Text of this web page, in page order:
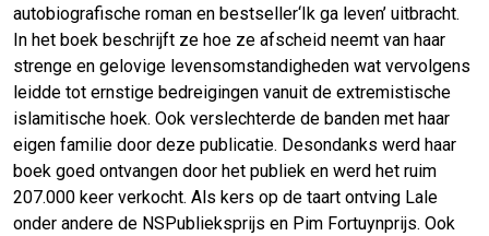
autobiografische roman en bestseller‘Ik ga leven’ uitbracht.
In het boek beschrijft ze hoe ze afscheid neemt van haar
strenge en gelovige levensomstandigheden wat vervolgens
leidde tot ernstige bedreigingen vanuit de extremistische
islamitische hoek. Ook verslechterde de banden met haar
eigen familie door deze publicatie. Desondanks werd haar
boek goed ontvangen door het publiek en werd het ruim
207.000 keer verkocht. Als kers op de taart ontving Lale
onder andere de NSPublieksprijs en Pim Fortuynprijs. Ook